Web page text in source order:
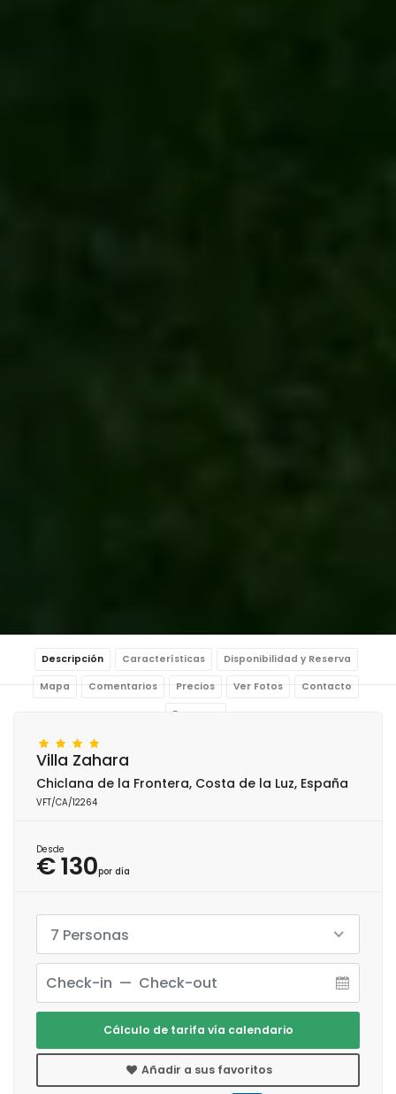
Descripción Características Disponibilidad y Reserva
Mapa Comentarios Precios Ver Fotos Contacto
Reservar
Villa Zahara
Chiclana de la Frontera, Costa de la Luz, España
VFT/CA/12264
Desde
€ 130por día
7 Personas
Cálculo de tarifa vía calendario
Añadir a sus favoritos